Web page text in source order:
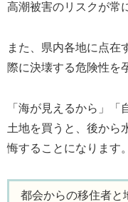
高潮被害のリスクが常
また、県内各地に点在
際に決壊する危険性を
「海が見えるから」
土地を買うと、後から
悔することになります。
都会からの移住者と